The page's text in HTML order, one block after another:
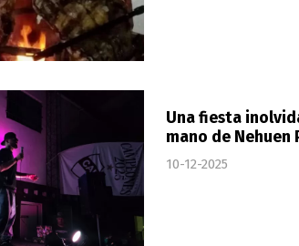
Una fiesta
mano de Nehuen
10-12-2025